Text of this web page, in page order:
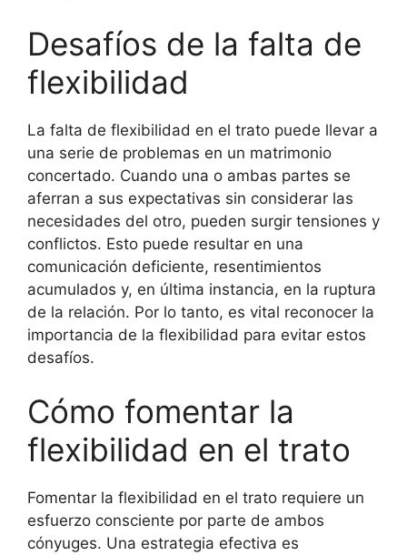
Desafíos de la falta de
flexibilidad
La falta de flexibilidad en el trato puede llevar a
una serie de problemas en un matrimonio
concertado. Cuando una o ambas partes se
aferran a sus expectativas sin considerar las
necesidades del otro, pueden surgir tensiones y
conflictos. Esto puede resultar en una
comunicación deficiente, resentimientos
acumulados y, en última instancia, en la ruptura
de la relación. Por lo tanto, es vital reconocer la
importancia de la flexibilidad para evitar estos
desafíos.
Cómo fomentar la
flexibilidad en el trato
Fomentar la flexibilidad en el trato requiere un
esfuerzo consciente por parte de ambos
cónyuges. Una estrategia efectiva es